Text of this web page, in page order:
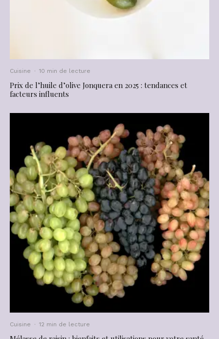
Cuisine · 10 min de lecture
Prix de l’huile d’olive Jonquera en 2025 : tendances et
facteurs influents
Cuisine · 12 min de lecture